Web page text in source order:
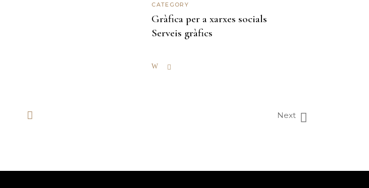
CATEGORY
Gràfica per a xarxes socials
Serveis gràfics
Next